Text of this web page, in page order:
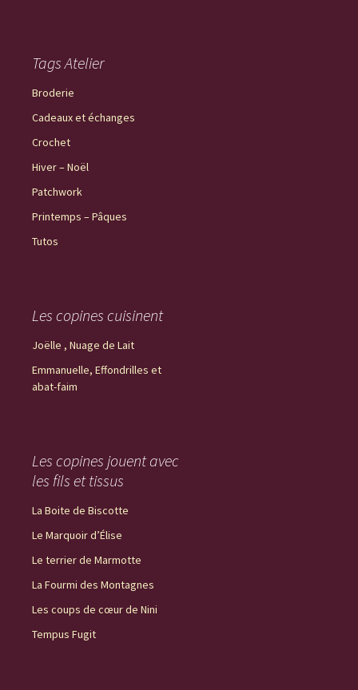
Tags Atelier
Broderie
Cadeaux et échanges
Crochet
Hiver – Noël
Patchwork
Printemps – Pâques
Tutos
Les copines cuisinent
Joëlle , Nuage de Lait
Emmanuelle, Effondrilles et
abat-faim
Les copines jouent avec
les fils et tissus
La Boite de Biscotte
Le Marquoir d’Élise
Le terrier de Marmotte
La Fourmi des Montagnes
Les coups de cœur de Nini
Tempus Fugit